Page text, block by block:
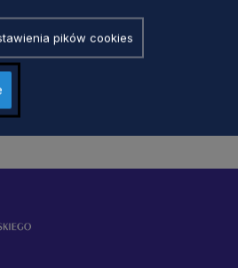
pików cookies